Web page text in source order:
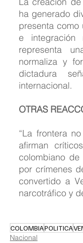
ha generado
presenta como
e integración
representa
normaliza y
dictadura
internacional.
OTRAS
“La frontera
afirman
colombiano
por crímenes
convertido a
narcotráfico y
COLOMBIAPOLITICA
Nacional